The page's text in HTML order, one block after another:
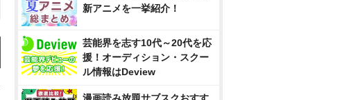
新アニメを一挙紹介！
芸能界を志す10代～20代を応
援！オーディション・スクー
ル情報はDeview